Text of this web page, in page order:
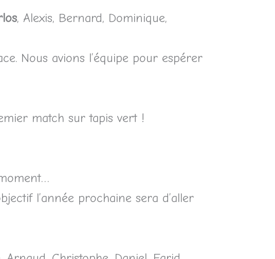
, Alexis, Bernard, Dominique,
Nous avions l’équipe pour espérer
match sur tapis vert !
l’année prochaine sera d’aller